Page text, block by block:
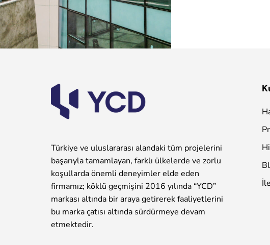
Türkiye ve uluslararası alandaki tüm projelerini
başarıyla tamamlayan, farklı ülkelerde ve zorlu
koşullarda önemli deneyimler elde eden
firmamız; köklü geçmişini 2016 yılında “YCD”
markası altında bir araya getirerek faaliyetlerini
bu marka çatısı altında sürdürmeye devam
etmektedir.